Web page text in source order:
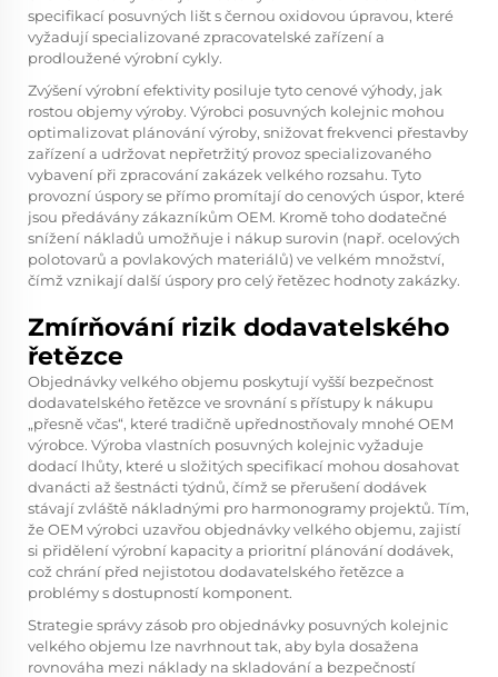
specifikací posuvných lišt s černou oxidovou úpravou, které
vyžadují specializované zpracovatelské zařízení a
prodloužené výrobní cykly.
Zvýšení výrobní efektivity posiluje tyto cenové výhody, jak
rostou objemy výroby. Výrobci posuvných kolejnic mohou
optimalizovat plánování výroby, snižovat frekvenci přestavby
zařízení a udržovat nepřetržitý provoz specializovaného
vybavení při zpracování zakázek velkého rozsahu. Tyto
provozní úspory se přímo promítají do cenových úspor, které
jsou předávány zákazníkům OEM. Kromě toho dodatečné
snížení nákladů umožňuje i nákup surovin (např. ocelových
polotovarů a povlakových materiálů) ve velkém množství,
čímž vznikají další úspory pro celý řetězec hodnoty zakázky.
Zmírňování rizik dodavatelského
řetězce
Objednávky velkého objemu poskytují vyšší bezpečnost
dodavatelského řetězce ve srovnání s přístupy k nákupu
„přesně včas“, které tradičně upřednostňovaly mnohé OEM
výrobce. Výroba vlastních posuvných kolejnic vyžaduje
dodací lhůty, které u složitých specifikací mohou dosahovat
dvanácti až šestnácti týdnů, čímž se přerušení dodávek
stávají zvláště nákladnými pro harmonogramy projektů. Tím,
že OEM výrobci uzavřou objednávky velkého objemu, zajistí
si přidělení výrobní kapacity a prioritní plánování dodávek,
což chrání před nejistotou dodavatelského řetězce a
problémy s dostupností komponent.
Strategie správy zásob pro objednávky posuvných kolejnic
velkého objemu lze navrhnout tak, aby byla dosažena
rovnováha mezi náklady na skladování a bezpečností